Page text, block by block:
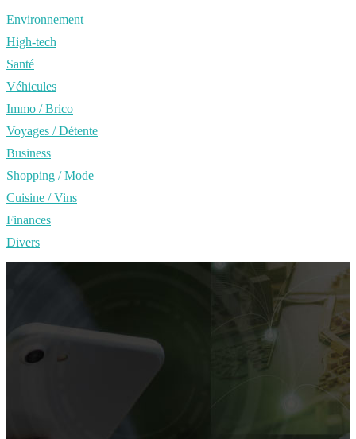
Environnement
High-tech
Santé
Véhicules
Immo / Brico
Voyages / Détente
Business
Shopping / Mode
Cuisine / Vins
Finances
Divers